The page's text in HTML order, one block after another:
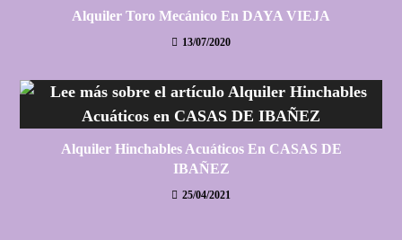
Alquiler Toro Mecánico En DAYA VIEJA
13/07/2020
Alquiler Hinchables Acuáticos En CASAS DE
IBAÑEZ
25/04/2021